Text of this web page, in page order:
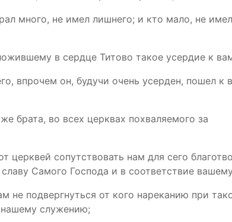
много, не имел лишнего; и кто мало, не имел
в сердце Титово такое усердие к
впрочем он, будучи очень усерден, пошел к
брата, во всех церквах похваляемого за
церквей сопутствовать нам для сего
Самого Господа и в соответствие
не подвергнуться от кого нареканию при
служению;